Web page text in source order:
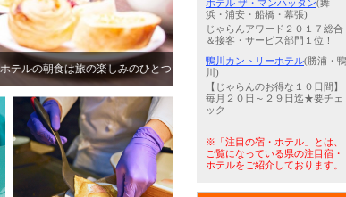
みのひとつ☆ じゃらんアワード2025 じ
ホテル ザ・マンハッタン(舞
浜・浦安・船橋・幕張)
じゃらんアワード２０１７総合
＆接客・サービス部門１位！
鴨川カントリーホテル(勝浦・鴨
川)
【じゃらんのお得な１０日間】
毎月２０日～２９日迄★要チェ
ック
※「注目の宿・ホテル」とは、
ご覧になっている県の注目宿・
ホテルをご紹介しております。